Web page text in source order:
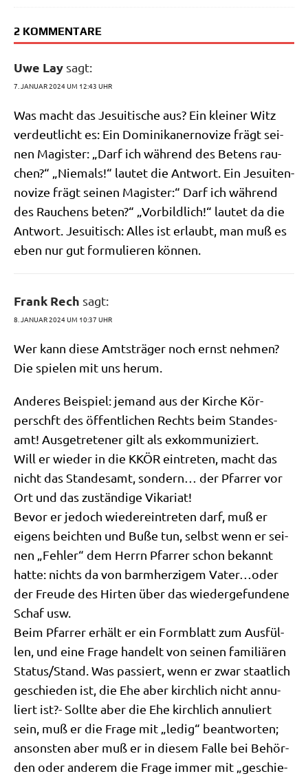
2 KOMMENTARE
Uwe Lay sagt:
7. JANUAR 2024 UM 12:43 UHR
Was macht das Jesui­ti­sche aus? Ein klei­ner Witz
ver­deut­licht es: Ein Domi­ni­ka­ner­no­vi­ze frägt sei­
nen Magi­ster: „Darf ich wäh­rend des Betens rau­
chen?“ „Nie­mals!“ lau­tet die Ant­wort. Ein Jesui­ten­
no­vi­ze frägt sei­nen Magi­ster:“ Darf ich wäh­rend
des Rau­chens beten?“ „Vor­bild­lich!“ lau­tet da die
Ant­wort. Jesui­tisch: Alles ist erlaubt, man muß es
eben nur gut for­mu­lie­ren können.
Frank Rech sagt:
8. JANUAR 2024 UM 10:37 UHR
Wer kann die­se Amts­trä­ger noch ernst neh­men?
Die spie­len mit uns herum.
Ande­res Bei­spiel: jemand aus der Kir­che Kör­
perschft des öffent­li­chen Rechts beim Stan­des­
amt! Aus­ge­tre­te­ner gilt als exkommuniziert.
Will er wie­der in die KKÖR ein­tre­ten, macht das
nicht das Stan­des­amt, son­dern… der Pfar­rer vor
Ort und das zustän­di­ge Vikariat!
Bevor er jedoch wie­der­ein­tre­ten darf, muß er
eigens beich­ten und Buße tun, selbst wenn er sei­
nen „Feh­ler“ dem Herrn Pfar­rer schon bekannt
hat­te: nichts da von barm­her­zi­gem Vater…oder
der Freu­de des Hir­ten über das wie­der­ge­fun­de­ne
Schaf usw.
Beim Pfar­rer erhält er ein Form­blatt zum Aus­fül­
len, und eine Fra­ge han­delt von sei­nen fami­liä­ren
Status/​Stand. Was pas­siert, wenn er zwar staat­lich
geschie­den ist, die Ehe aber kirch­lich nicht annu­
liert ist?- Soll­te aber die Ehe kirch­lich annu­liert
sein, muß er die Fra­ge mit „ledig“ beant­wor­ten;
anson­sten aber muß er in die­sem Fal­le bei Behör­
den oder ande­rem die Fra­ge immer mit „geschie­